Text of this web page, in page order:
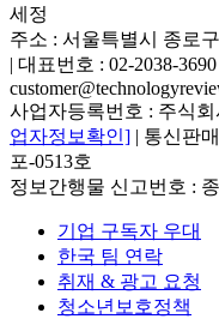
세정
주소 : 서울특별시 종로
| 대표번호 : 02-2038-
사업자등록번호 : 주식회
업자정보확인] | 통신판
포-0513호
정보간행물 신고번호 :
기업 구독자 우대
한국 팀 연락
취재 & 광고 요청
청소년보호정책